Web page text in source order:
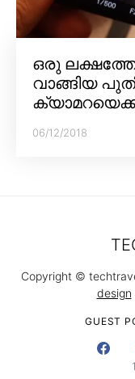
ഒരു
വാങ്ങിയ
06/12/2018
GUEST
Copyright ©
design